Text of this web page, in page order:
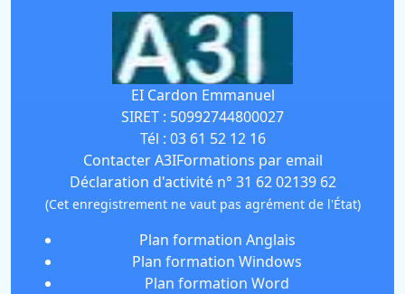
EI Cardon Emmanuel
SIRET : 50992744800027
Tél : 03 61 52 12 16
Contacter A3IFormations par email
Déclaration d'activité n° 31 62 02139 62
(Cet enregistrement ne vaut pas agrément de l'État)
Plan formation Anglais
Plan formation Windows
Plan formation Word